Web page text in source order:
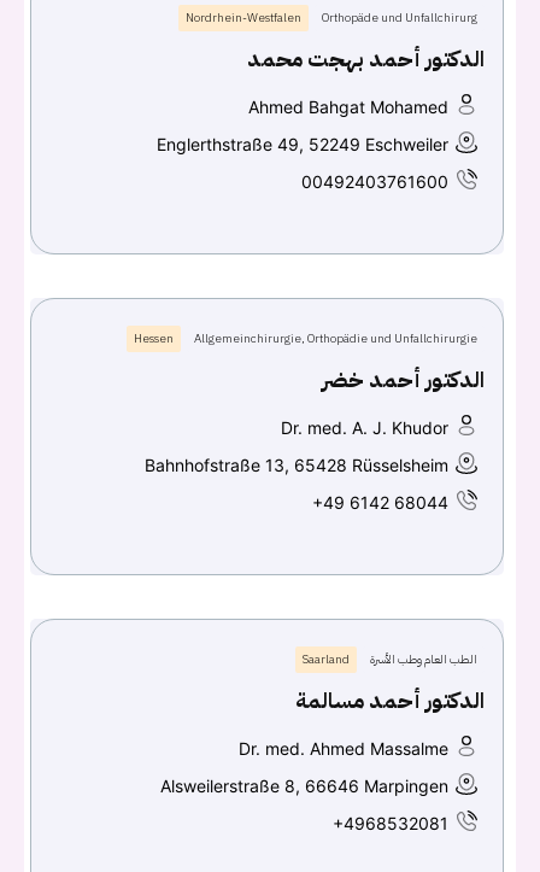
Orthopäde und Unfallchirurg
Nordrhein-Westfalen
الدكتور أحمد بهجت محمد
Ahmed Bahgat Mohamed
Englerthstraße 49, 52249 Eschweiler
00492403761600
Allgemeinchirurgie, Orthopädie und Unfallchirurgie
Hessen
الدكتور أحمد خضر
Dr. med. A. J. Khudor
Bahnhofstraße 13, 65428 Rüsselsheim
+49 6142 68044
الطب العام وطب الأسرة Saarland
الدكتور أحمد مسالمة
Dr. med. Ahmed Massalme
Alsweilerstraße 8, 66646 Marpingen
+4968532081